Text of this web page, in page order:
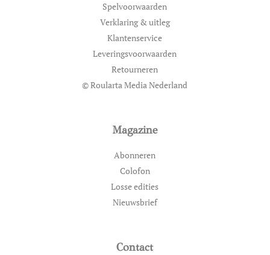
Spelvoorwaarden
Verklaring & uitleg
Klantenservice
Leveringsvoorwaarden
Retourneren
© Roularta Media Nederland
Magazine
Abonneren
Colofon
Losse edities
Nieuwsbrief
Contact